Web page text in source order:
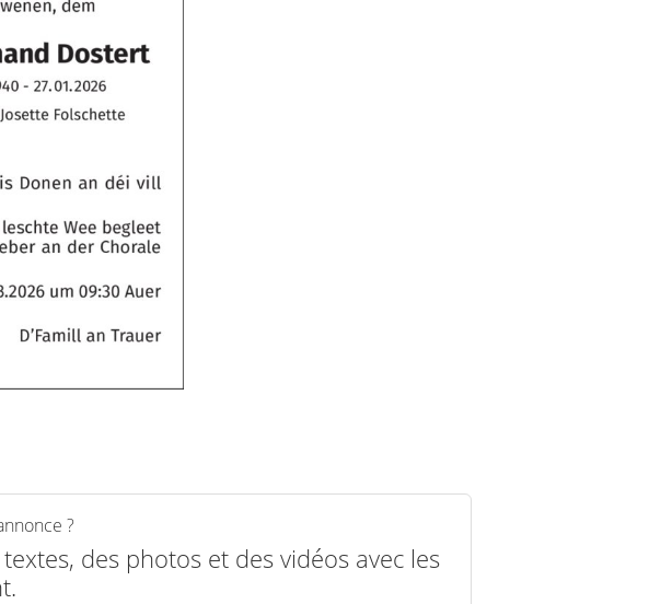
?
des photos et des vidéos avec les